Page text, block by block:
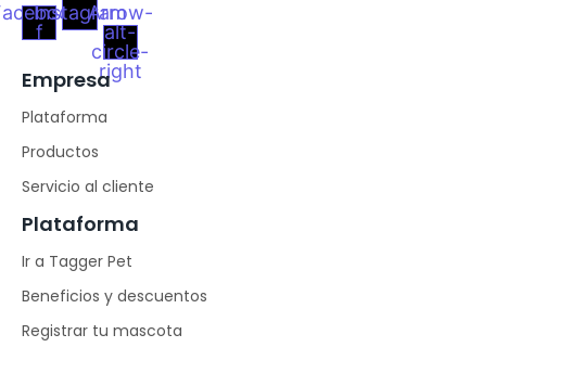
f
Instagram
Arrow-
alt-
circle-
right
Empresa
Plataforma
Productos
Servicio al cliente
Plataforma
Ir a Tagger Pet
Beneficios y descuentos
Registrar tu mascota